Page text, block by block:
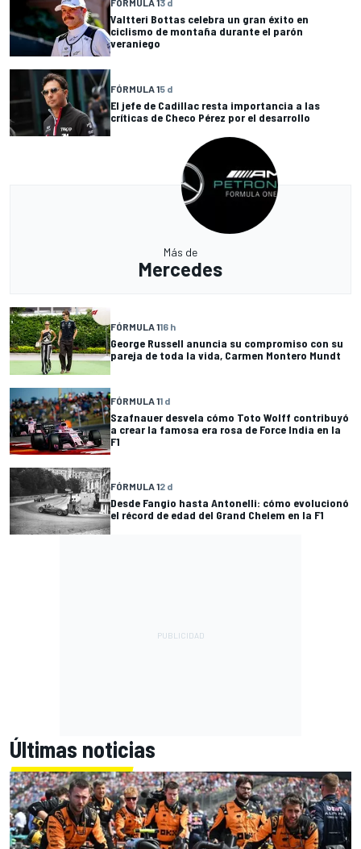
FÓRMULA 1 3 d
Valtteri Bottas celebra un gran éxito en
ciclismo de montaña durante el parón
veraniego
FÓRMULA 15 d
El jefe de Cadillac resta importancia a las
críticas de Checo Pérez por el desarrollo
Más de
Mercedes
FÓRMULA 116 h
George Russell anuncia su compromiso con su
pareja de toda la vida, Carmen Montero Mundt
FÓRMULA 11 d
Szafnauer desvela cómo Toto Wolff contribuyó
a crear la famosa era rosa de Force India en la
F1
FÓRMULA 12 d
Desde Fangio hasta Antonelli: cómo evolucionó
el récord de edad del Grand Chelem en la F1
Últimas noticias